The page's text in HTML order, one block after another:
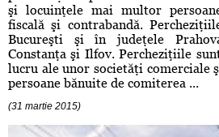
şi locuinţele mai multor
fiscală şi contrabandă.
Bucureşti şi în judeţele
Constanţa şi Ilfov. Percheziţiile
lucru ale unor societăţi comerciale
persoane bănuite de comiterea ...
(31 martie 2015)